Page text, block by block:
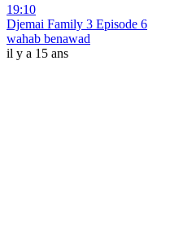
19:10
Djemai Family 3 Episode 6
wahab benawad
il y a 15 ans